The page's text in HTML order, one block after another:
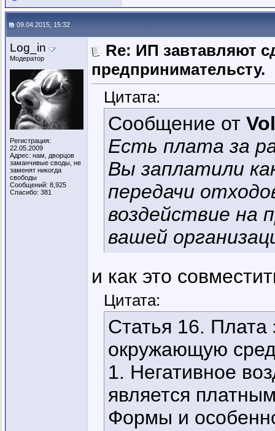
09.04.2015, 15:32
Log_in
Модератор
Регистрация:
22.05.2009
Адрес: нам, дворцов
заманчивые своды, не
заменят никогда
свободы
Сообщений: 8,925
Спасибо: 381
Re: ИП завтавляют
предпринимательсту.
Цитата:
Сообщение от
Есть плата за
Вы заплатили
передачи
воздействие на
вашей
и как это
Цитата:
Статья 16. Плата
окружающую
1. Негативное
является
Формы и